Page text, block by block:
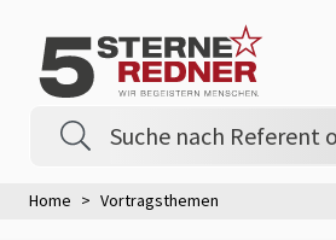
Home Vortragsthemen